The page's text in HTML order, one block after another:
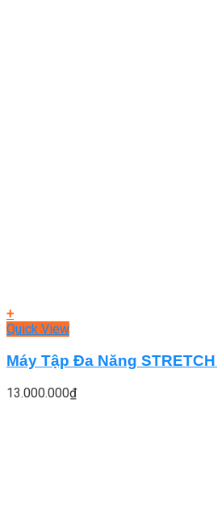
+
Quick View
Máy Tập Đa Năng
13.000.000₫